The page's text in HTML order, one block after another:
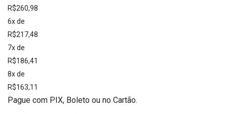
R$260,98
6x de
R$217,48
7x de
R$186,41
8x de
R$163,11
Pague com PIX, Boleto ou no Cartão.